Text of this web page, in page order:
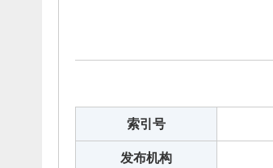
索引号
发布机构